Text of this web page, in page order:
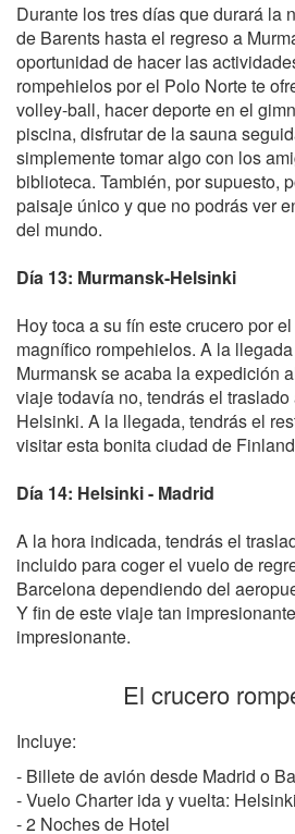
Durante los tres días que durará la
de Barents hasta el regreso a
oportunidad de hacer las
rompehielos por el Polo Norte te
volley-ball, hacer deporte en el
piscina, disfrutar de la sauna
simplemente tomar algo con los
biblioteca. También, por supuesto,
paisaje único y que no podrás ver
del mundo.
Día 13: Murmansk-Helsinki
Hoy toca a su fín este crucero por
magnífico rompehielos. A la
Murmansk se acaba la expedición
viaje todavía no, tendrás el
Helsinki. A la llegada, tendrás el
visitar esta bonita ciudad de
Día 14: Helsinki - Madrid
A la hora indicada, tendrás el
incluido para coger el vuelo de
Barcelona dependiendo del
Y fin de este viaje tan
impresionante.
El crucero
Incluye:
- Billete de avión desde Madrid o
- Vuelo Charter ida y vuelta:
- 2 Noches de Hotel